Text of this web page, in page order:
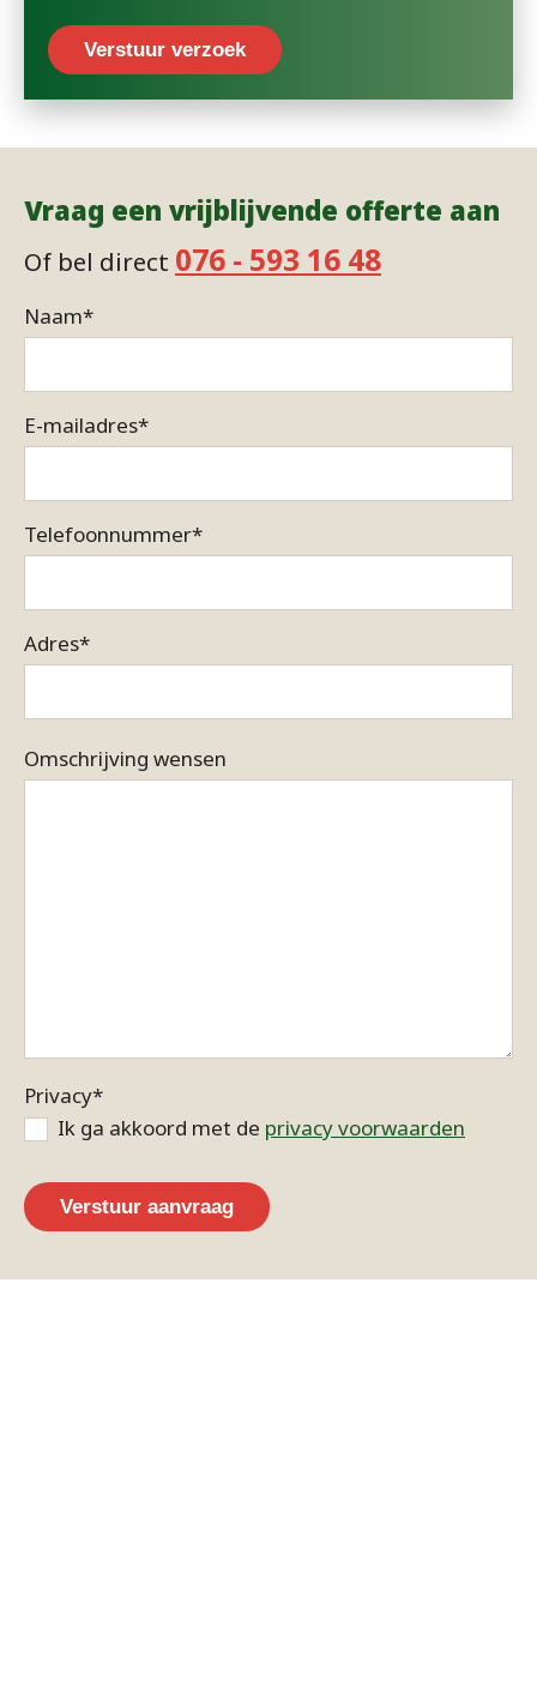
Verstuur verzoek
Vraag een vrijblijvende offerte aan
Of bel direct 076 - 593 16 48
Naam*
E-mailadres*
Telefoonnummer*
Adres*
Omschrijving wensen
Privacy*
Ik ga akkoord met de privacy voorwaarden
Verstuur aanvraag